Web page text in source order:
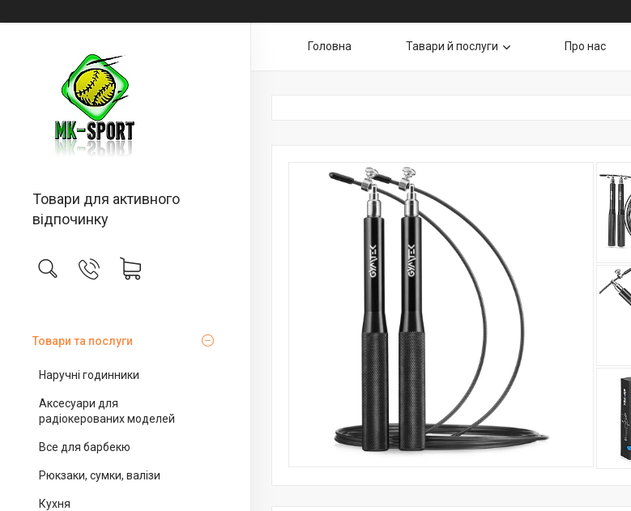
Товари для активного
відпочинку
Товари та послуги
Наручні годинники
Аксесуари для
радіокерованих моделей
Все для барбекю
Рюкзаки, сумки, валізи
Кухня
Головна Тавари й послуги Про нас